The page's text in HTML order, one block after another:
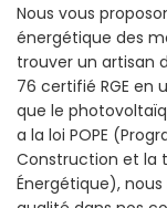
Nous vous
énergétique des
trouver un artisan
76 certifié RGE en
que le
a la loi POPE
Construction et la
Énergétique),